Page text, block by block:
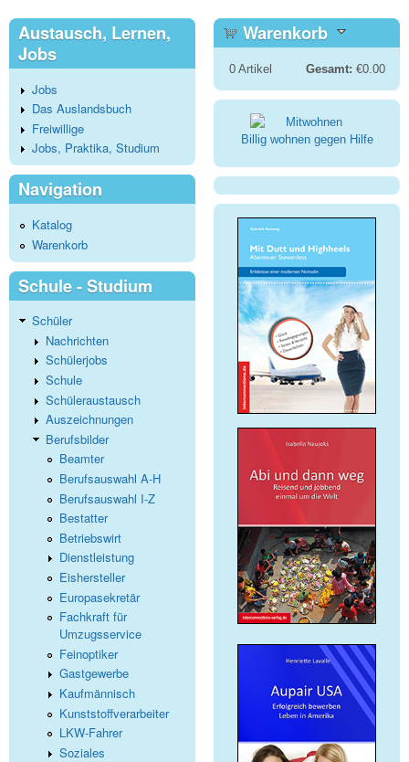
Austausch, Lernen,
Jobs
Jobs
Das Auslandsbuch
Freiwillige
Jobs, Praktika, Studium
Navigation
Katalog
Warenkorb
Schule - Studium
Schüler
Nachrichten
Schülerjobs
Schule
Schüleraustausch
Auszeichnungen
Berufsbilder
Beamter
Berufsauswahl A-H
Berufsauswahl I-Z
Bestatter
Betriebswirt
Dienstleistung
Eishersteller
Europasekretär
Fachkraft für
Umzugsservice
Feinoptiker
Gastgewerbe
Kaufmännisch
Kunststoffverarbeiter
LKW-Fahrer
Soziales
Warenkorb
0Artikel Gesamt: €0.00
Billig wohnen gegen Hilfe